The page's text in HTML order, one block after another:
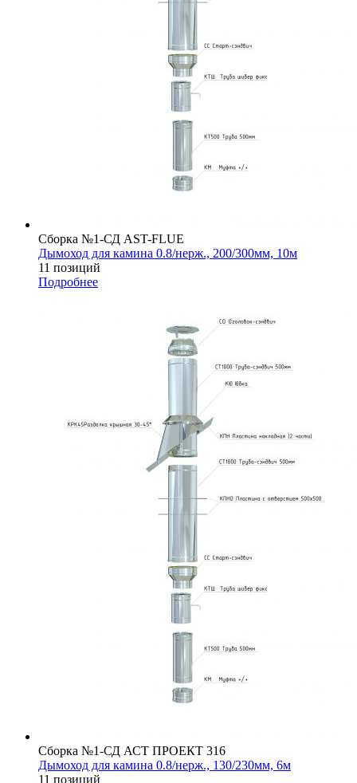
Сборка №1-СД AST-FLUE
Дымоход для камина 0.8/нерж., 200/300мм, 10м
11 позиций
Подробнее
Сборка №1-СД АСТ ПРОЕКТ 316
Дымоход для камина 0.8/нерж., 130/230мм, 6м
11 позиций